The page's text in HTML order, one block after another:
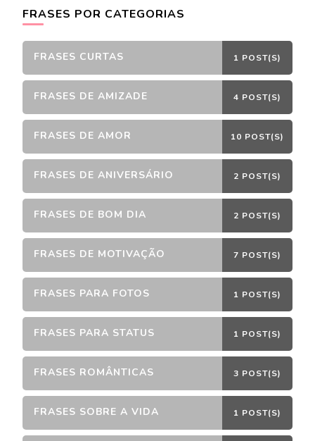
FRASES POR CATEGORIAS
FRASES CURTAS 1 POST(S)
FRASES DE AMIZADE 4 POST(S)
FRASES DE AMOR 10 POST(S)
FRASES DE ANIVERSÁRIO 2 POST(S)
FRASES DE BOM DIA 2 POST(S)
FRASES DE MOTIVAÇÃO 7 POST(S)
FRASES PARA FOTOS 1 POST(S)
FRASES PARA STATUS 1 POST(S)
FRASES ROMÂNTICAS 3 POST(S)
FRASES SOBRE A VIDA 1 POST(S)